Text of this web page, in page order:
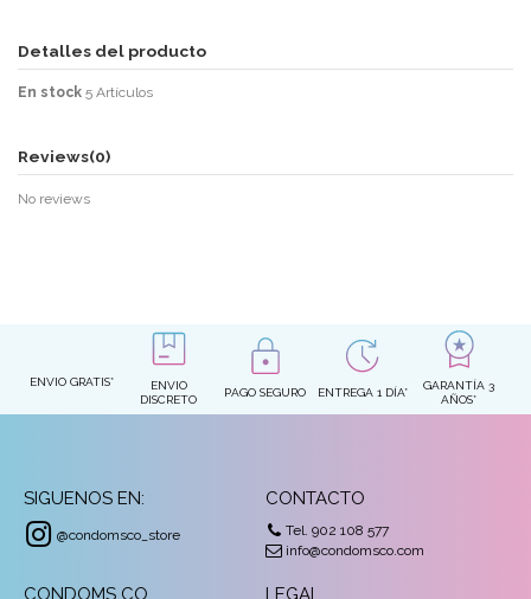
Detalles del producto
En stock 5 Artículos
Reviews(0)
No reviews
ENVIO GRATIS*
ENVIO
DISCRETO
PAGO SEGURO ENTREGA 1 DÍA*
GARANTÍA 3
AÑOS*
SIGUENOS EN:
@condomsco_store
CONTACTO
Tel. 902 108 577
info@condomsco.com
CONDOMS CO LEGAL